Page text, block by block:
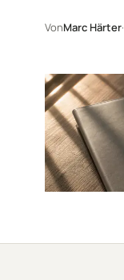
VonMarc Härter·